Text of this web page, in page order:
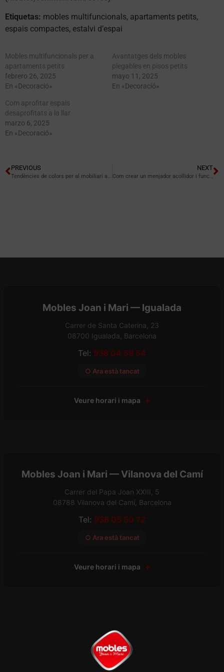
Etiquetas: mobles multifuncionals, apartaments petits,
espais compactes, estalvi d’espai
Mobles multifuncionals per a
apartaments petits
febrero 26, 2025
En «Decoració»
Avantatges dels mobles
plegables en pisos petits
mayo 11, 2025
En «Decoració»
Com aprofitar espais
desaprofitats a la llar
marzo 6, 2025
En «Decoració»
PREVIOUS
Tendències de colors per al mobiliari al 2025
NEXT
Com crear un menjador acollidor i funcional
Mobles Joan i Mari — Igualada
Carrer de Santa Caterina, 23
08700 Igualada, Barcelona
Tel: 938 04 59 54
○ Ara està tancat
Veure horari i mapa
Mobles Joan i Mari — Vilanova del Camí
Carrer del Papa Joan XXIII, 5
08788 Vilanova del Camí, Barcelona
Tel: 938 05 50 72
○ Ara està tancat
Veure horari i mapa